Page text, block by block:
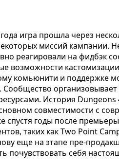
игра прошла через
миссий
реагировали на фидбэк
возможности
комьюнити и
История Dungeons
совместимости с
спустя годы после
таких как Two Point
еще на этапе пре-
почувствовать себя